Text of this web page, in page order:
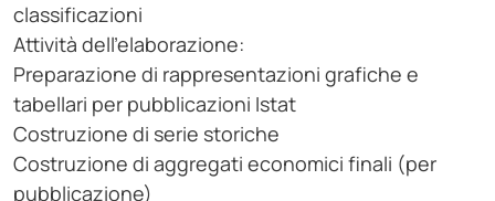
classificazioni
Attività dell'elaborazione:
Preparazione di rappresentazioni grafiche e
tabellari per pubblicazioni Istat
Costruzione di serie storiche
Costruzione di aggregati economici finali (per
pubblicazione)